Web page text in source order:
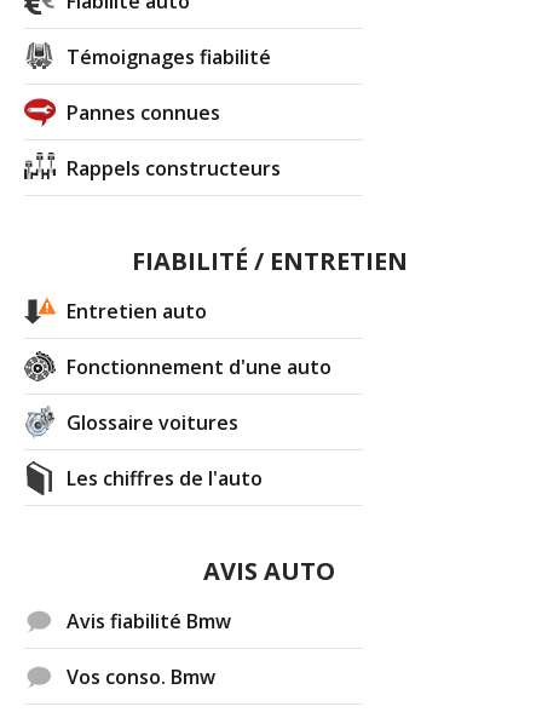
Témoignages fiabilité
Pannes connues
Rappels constructeurs
FIABILITÉ / ENTRETIEN
Entretien auto
Fonctionnement d'une auto
Glossaire voitures
Les chiffres de l'auto
AVIS AUTO
Avis fiabilité Bmw
Vos conso. Bmw